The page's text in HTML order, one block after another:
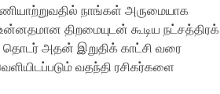
நாங்கள் அருமையாக
திறமையுடன் கூடிய நட்சத்திரக்
தொடர் அதன் இறுதிக் காட்சி வரை
வதந்தி ரசிகர்களை